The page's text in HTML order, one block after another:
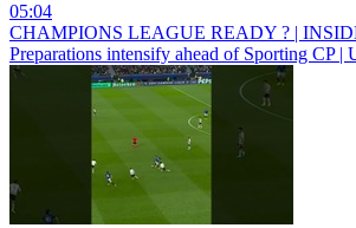
05:04
CHAMPIONS LEAGUE READY ? |
Preparations intensify ahead of Sporting CP |